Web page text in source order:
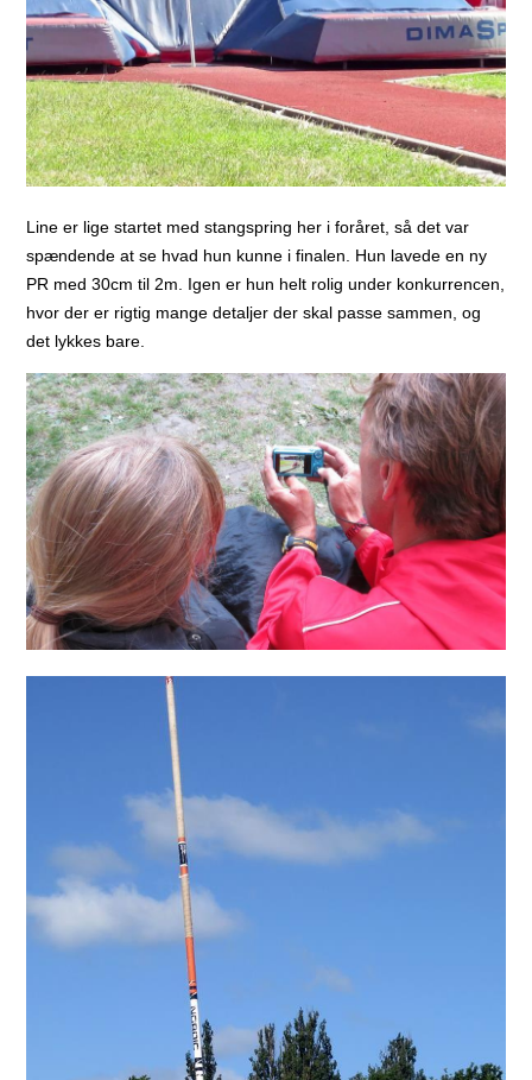
Line er lige startet med stangspring her i foråret, så det var
spændende at se hvad hun kunne i finalen. Hun lavede en ny
PR med 30cm til 2m. Igen er hun helt rolig under konkurrencen,
hvor der er rigtig mange detaljer der skal passe sammen, og
det lykkes bare.